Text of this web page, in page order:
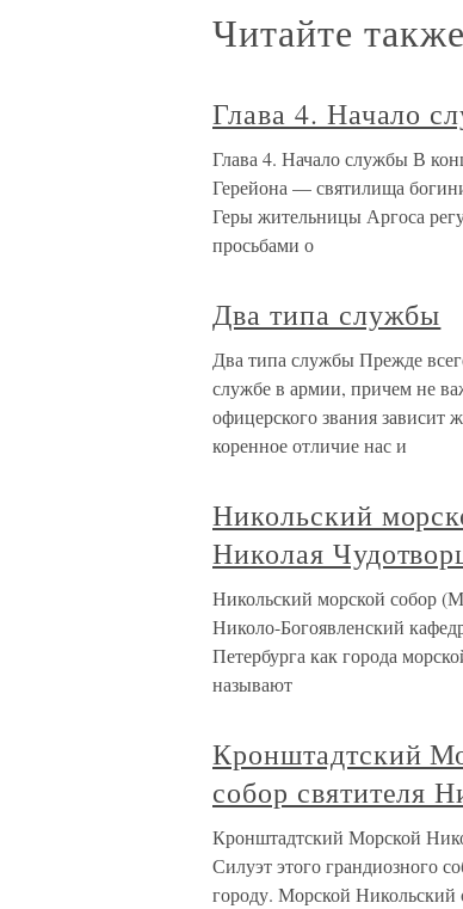
Читайте также
Глава 4. Начало
Глава 4. Начало службы В
Герейона — святилища
Геры жительницы Аргоса
просьбами о
Два типа службы
Два типа службы Прежде
службе в армии, причем не
офицерского звания зависит
коренное отличие нас и
Никольский
Николая
Никольский морской собор
Николо-Богоявленский
Петербурга как города
называют
Кронштадтский
собор святителя
Кронштадтский Морской
Силуэт этого грандиозного
городу. Морской